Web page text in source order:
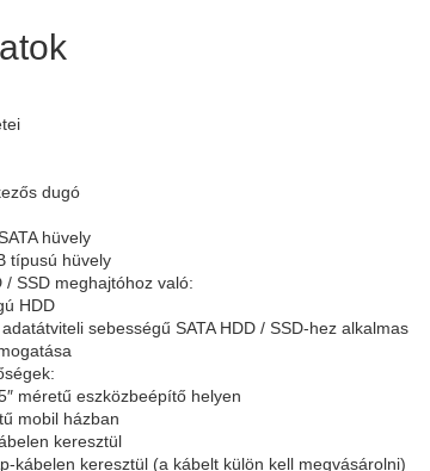
dugó
hüvely
típusú hüvely
/ SSD meghajtóhoz való:
HDD
sebességű SATA HDD / SSD-hez alkalmas
méretű eszközbeépítő helyen
mobil házban
keresztül
kábelen keresztül (a kábelt külön kell megvásárolni)